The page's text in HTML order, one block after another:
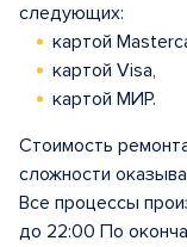
следующих:
картой
картой Visa,
картой МИР.
Стоимость
сложности
Все процессы
до 22:00 По